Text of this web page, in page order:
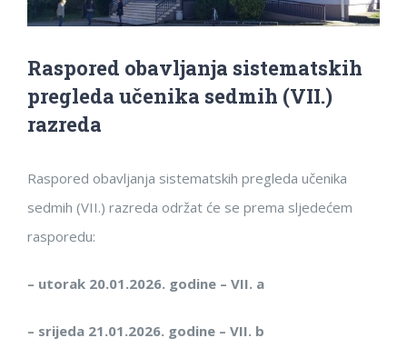
Raspored obavljanja sistematskih
pregleda učenika sedmih (VII.)
razreda
Raspored obavljanja sistematskih pregleda učenika
sedmih (VII.) razreda održat će se prema sljedećem
rasporedu:
– utorak 20.01.2026. godine – VII. a
– srijeda 21.01.2026. godine – VII. b